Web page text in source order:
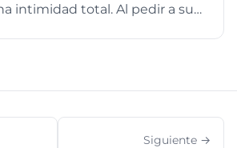
de Jehová y sus
10:12-13
intimidad total. Al pedir a su
Siguiente →